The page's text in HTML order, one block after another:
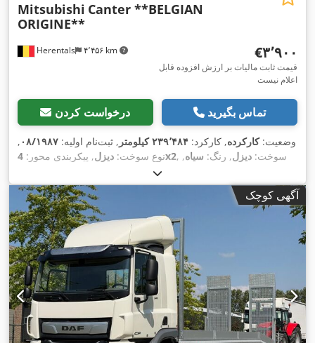
Herentals ۴٬۴۵۶ km
Mitsubishi Canter **BELGIAN
ORIGINE**
‎€۳٬۹۰۰
قیمت ثابت مالیات بر ارزش افزوده قابل
اعلام نیست
درخواست کردن تماس بگیرید
وضعیت:کارکرده, کارکرد: ۲۳۹٬۴۸۴ کیلومتر , ثبت‌نام اولیه: ۰۸/۱۹۸۷ ,
نوع سوخت: دیزل, پیکربندی محور: 4x2 , سوخت: دیزل, رنگ: سیاه,
, نوع چرخ‌دنده:
فولاد, طول کل:۶٬۴۵۰ میلی‌متر , عرض کل:۲٬۱۰۰ میلی‌متر
, ارتفاع
, سال ساخت:۱۹۸۷ آگهی کوچک